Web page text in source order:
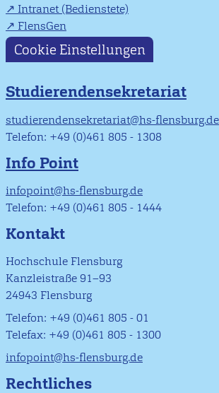
Intranet (Bedienstete)
FlensGen
Cookie Einstellungen
Studierendensekretariat
studierendensekretariat@hs-flensburg.de
Telefon: +49 (0)461 805 - 1308
Info Point
infopoint@hs-flensburg.de
Telefon: +49 (0)461 805 - 1444
Kontakt
Hochschule Flensburg
Kanzleistraße 91–93
24943 Flensburg
Telefon: +49 (0)461 805 - 01
Telefax: +49 (0)461 805 - 1300
infopoint@hs-flensburg.de
Rechtliches